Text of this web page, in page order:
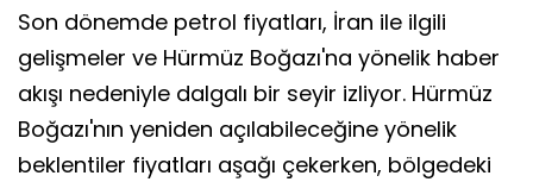
Son dönemde petrol fiyatları, İran ile ilgili
gelişmeler ve Hürmüz Boğazı'na yönelik haber
akışı nedeniyle dalgalı bir seyir izliyor. Hürmüz
Boğazı'nın yeniden açılabileceğine yönelik
beklentiler fiyatları aşağı çekerken, bölgedeki